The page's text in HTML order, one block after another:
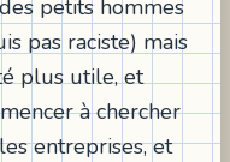
petits hommes
pas raciste) mais
plus utile, et
à chercher
entreprises, et